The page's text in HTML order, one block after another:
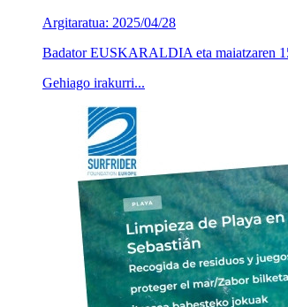
Argitaratua: 2025/04/28
Badator EUSKARALDIA eta maiatzaren
Gehiago irakurri...